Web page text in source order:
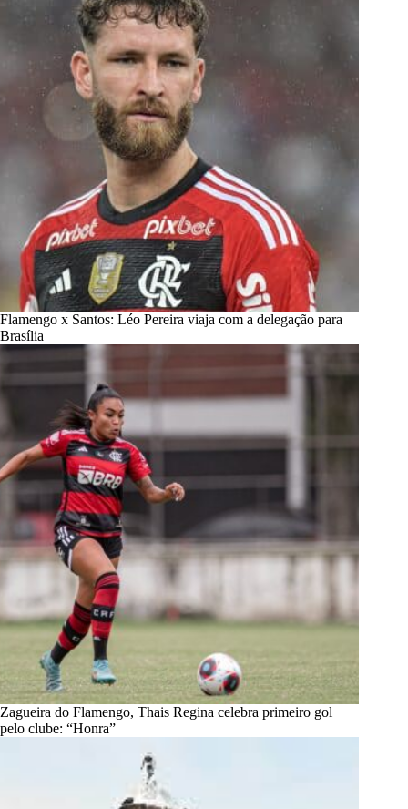
Flamengo x Santos: Léo Pereira viaja com a delegação para
Brasília
Zagueira do Flamengo, Thais Regina celebra primeiro gol
pelo clube: “Honra”